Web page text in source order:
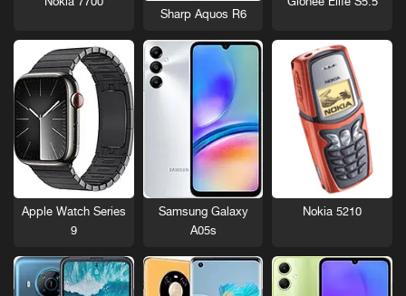
Gionee Elife S5.5
Sharp Aquos R6
Nokia 7700
Nokia 5210
Samsung Galaxy
A05s
Apple Watch Series
9